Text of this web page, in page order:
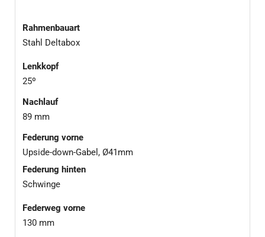
Rahmenbauart
Stahl Deltabox
Lenkkopf
25º
Nachlauf
89 mm
Federung vorne
Upside-down-Gabel, Ø41mm
Federung hinten
Schwinge
Federweg vorne
130 mm